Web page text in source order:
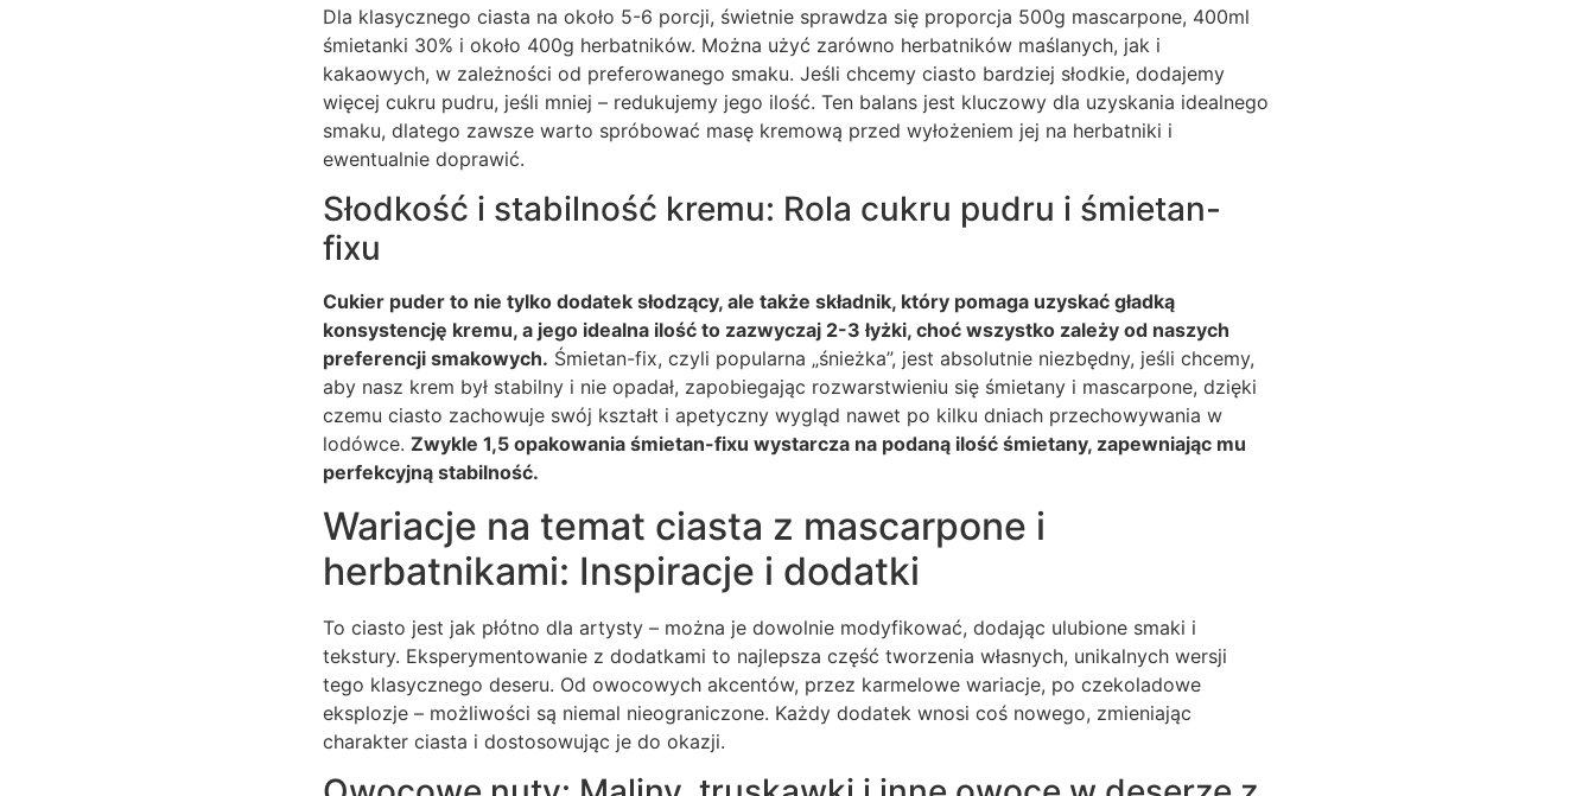
Dla klasycznego ciasta na około 5-6 porcji, świetnie sprawdza się proporcja 500g mascarpone, 400ml
śmietanki 30% i około 400g herbatników. Można użyć zarówno herbatników maślanych, jak i
kakaowych, w zależności od preferowanego smaku. Jeśli chcemy ciasto bardziej słodkie, dodajemy
więcej cukru pudru, jeśli mniej – redukujemy jego ilość. Ten balans jest kluczowy dla uzyskania idealnego
smaku, dlatego zawsze warto spróbować masę kremową przed wyłożeniem jej na herbatniki i
ewentualnie doprawić.
Słodkość i stabilność kremu: Rola cukru pudru i śmietan-
fixu
Cukier puder to nie tylko dodatek słodzący, ale także składnik, który pomaga uzyskać gładką
konsystencję kremu, a jego idealna ilość to zazwyczaj 2-3 łyżki, choć wszystko zależy od naszych
preferencji smakowych. Śmietan-fix, czyli popularna „śnieżka”, jest absolutnie niezbędny, jeśli chcemy,
aby nasz krem był stabilny i nie opadał, zapobiegając rozwarstwieniu się śmietany i mascarpone, dzięki
czemu ciasto zachowuje swój kształt i apetyczny wygląd nawet po kilku dniach przechowywania w
lodówce. Zwykle 1,5 opakowania śmietan-fixu wystarcza na podaną ilość śmietany, zapewniając mu
perfekcyjną stabilność.
Wariacje na temat ciasta z mascarpone i
herbatnikami: Inspiracje i dodatki
To ciasto jest jak płótno dla artysty – można je dowolnie modyfikować, dodając ulubione smaki i
tekstury. Eksperymentowanie z dodatkami to najlepsza część tworzenia własnych, unikalnych wersji
tego klasycznego deseru. Od owocowych akcentów, przez karmelowe wariacje, po czekoladowe
eksplozje – możliwości są niemal nieograniczone. Każdy dodatek wnosi coś nowego, zmieniając
charakter ciasta i dostosowując je do okazji.